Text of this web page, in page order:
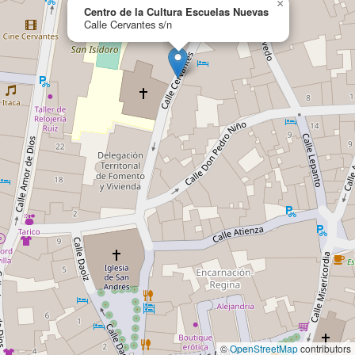
Centro de la Cultura Escuelas Nuevas
Calle Cervantes s/n
×
©OpenStreetMapcontributors